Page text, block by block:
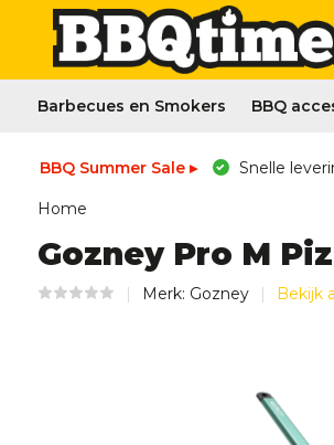
Barbecues en Smokers BBQ
BBQ Summer Sale ▸ Snelle
Home
Gozney Pro M
Merk: Gozney Bekijk